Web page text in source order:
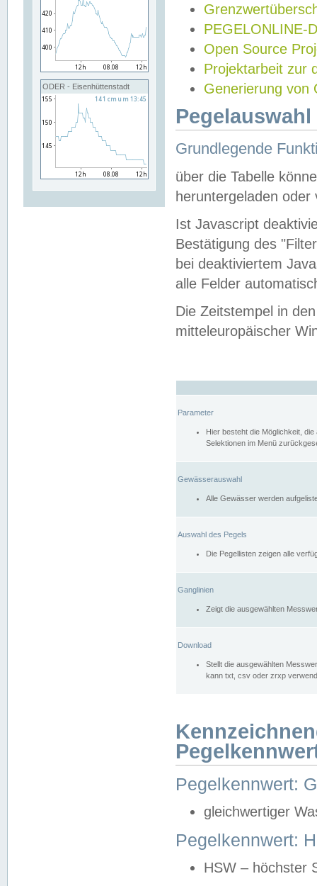
ODER - Eisenhüttenstadt
PEGELONLINE-
Open Source
Projektarbeit zur
Generierung von
Grundlegende
über die Tabelle
heruntergeladen oder
Ist Javascript
Bestätigung des
bei deaktiviertem
alle Felder
Die Zeitstempel in
mitteleuropäischer
Parameter
Hier besteht die Möglichkeit,
Selektionen im Menü
Gewässerauswahl
Alle Gewässer werden
Auswahl des Pegels
Die Pegellisten zeigen alle
Ganglinien
Zeigt die ausgewählten
Download
Stellt die ausgewählten
kann txt, csv oder zrxp
Pegelkennwert:
gleichwertiger
Pegelkennwert:
HSW – höchster